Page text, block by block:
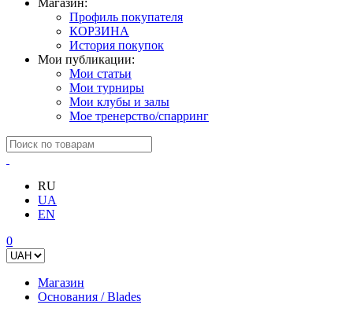
Магазин:
Профиль покупателя
КОРЗИНА
История покупок
Мои публикации:
Мои статьи
Мои турниры
Мои клубы и залы
Мое тренерство/спарринг
RU
UA
EN
0
Магазин
Основания / Blades